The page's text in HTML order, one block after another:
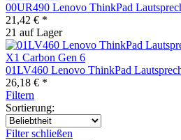
00UR490 Lenovo ThinkPad
21,42 € *
21 auf Lager
01LV460 Lenovo ThinkPad
26,18 € *
Filtern
Sortierung:
Filter schließen